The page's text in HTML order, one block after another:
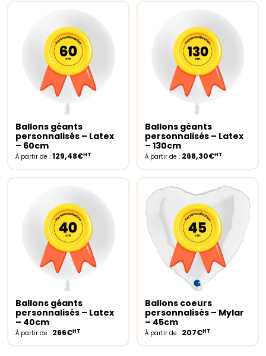
Select options
Ballons géants
personnalisés – Latex
– 60cm
À partir de : 129,48€HT
Select options
Ballons géants
personnalisés – Latex
– 130cm
À partir de : 268,30€HT
Select options
Ballons géants
personnalisés – Latex
– 40cm
À partir de : 266€HT
Select options
Ballons coeurs
personnalisés – Mylar
– 45cm
À partir de : 207€HT